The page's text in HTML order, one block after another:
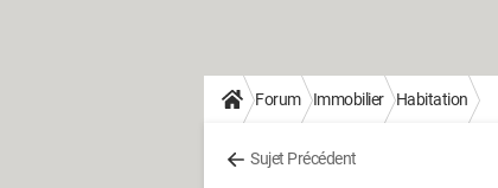
Forum Immobilier Habitation
Sujet Précédent